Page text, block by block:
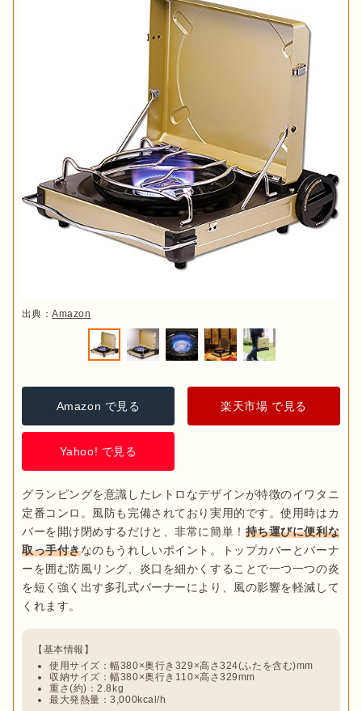
出典：Amazon
Amazon で見る 楽天市場 で見る
Yahoo! で見る
グランピングを意識したレトロなデザインが特徴のイワタニ
定番コンロ。風防も完備されており実用的です。使用時はカ
バーを開け閉めするだけと、非常に簡単！ 持ち運びに便利な
取っ手付きなのもうれしいポイント。トップカバーとバーナ
ーを囲む防風リング、炎口を細かくすることで一つ一つの炎
を短く強く出す多孔式バーナーにより、風の影響を軽減して
使用サイズ：幅380×奥行き329×高さ324(ふたを含む)mm
収納サイズ：幅380×奥行き110×高さ329mm
重さ(約)：2.8kg
最大発熱量：3,000kcal/h